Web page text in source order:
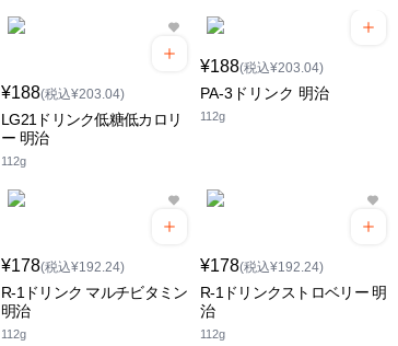
¥188(税込¥203.04)
LG21ドリンク低糖低カロリ
ー 明治
112g
¥188(税込¥203.04)
PA-3ドリンク 明治
112g
¥178(税込¥192.24)
R-1ドリンク マルチビタミン
明治
112g
¥178(税込¥192.24)
R-1ドリンクストロベリー 明
治
112g